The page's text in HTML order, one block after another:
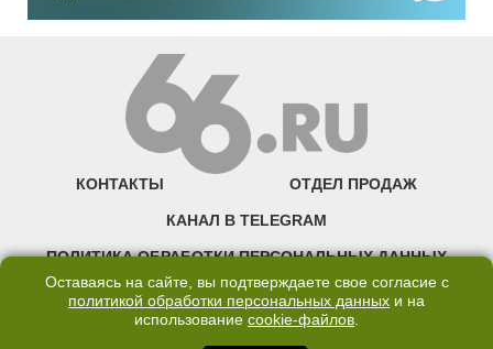
КОНТАКТЫ ОТДЕЛ ПРОДАЖ
КАНАЛ В TELEGRAM
ПОЛИТИКА ОБРАБОТКИ ПЕРСОНАЛЬНЫХ ДАННЫХ
COOKIE
©2007—2025 66.RU. Воспроизведение, сообщение, доведение до всеобщего
Оставаясь на сайте, вы подтверждаете свое согласие с
политикой обработки персональных данных и на
использование cookie-файлов.